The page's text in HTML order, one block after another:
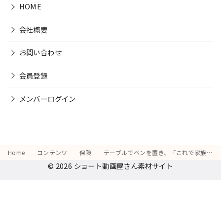
HOME
会社概要
お問い合わせ
会員登録
メンバーログイン
Home コンテンツ 保険 テーブルでペンを置き、「これで家族の安心が得られる」と納得した表情
© 2026 ショート動画屋さん素材サイト